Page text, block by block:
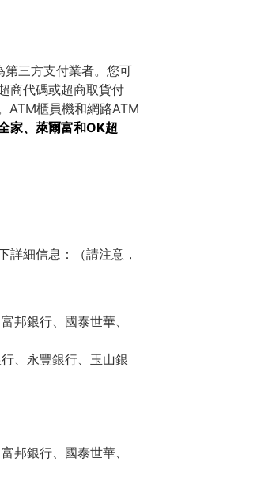
三方支付業者。您可
商代碼或超商取貨付
ATM櫃員機和網路ATM
家、萊爾富和OK超
詳細信息：（請注意，
邦銀行、國泰世華、
、永豐銀行、玉山銀
邦銀行、國泰世華、